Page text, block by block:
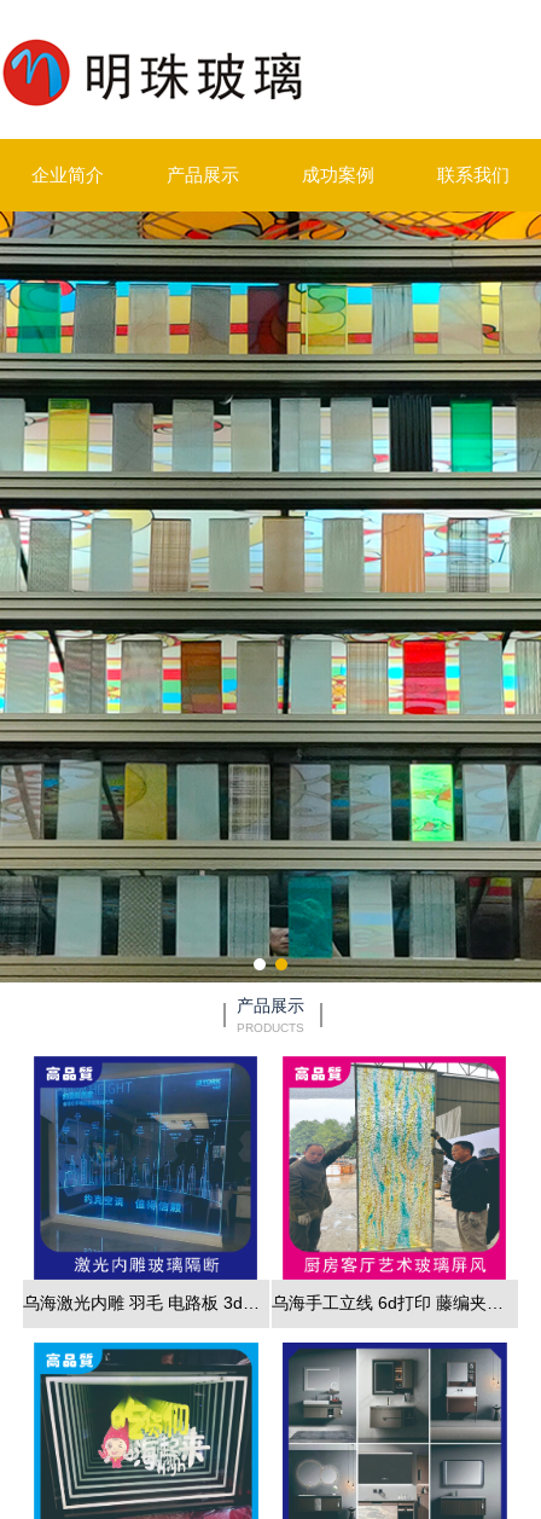
企业简介 产品展示 成功案例 联系我们
产品展示
PRODUCTS
乌海激光内雕 羽毛 电路板 3d效果展现 乌海手工立线 6d打印 藤编夹胶 新款 厂家直销